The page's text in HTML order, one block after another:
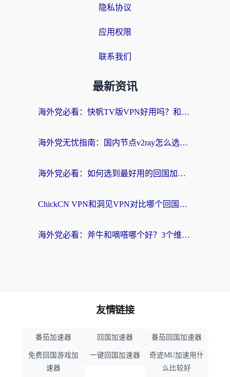
隐私协议
应用权限
联系我们
最新资讯
海外党必看：快帆TV版VPN好用吗？和快游VPN对比哪个回国效果更好？附实用避坑指南
海外党无忧指南：国内节点v2ray怎么选？一键回国VPN+多场景实测帮你避坑
海外党必看：如何选到最好用的回国加速器？从节点到售后的全维度指南
ChickCN VPN和洞见VPN对比哪个回国效果更好？海外党亲测3款加速器+避坑指南
海外党必看：斧牛和嘀嗒哪个好？3个维度教你选对回国加速器
友情链接
番茄加速器 回国加速器 番茄回国加速器
免费回国游戏加
速器
一键回国加速器
奇迹MU加速用什
么比较好